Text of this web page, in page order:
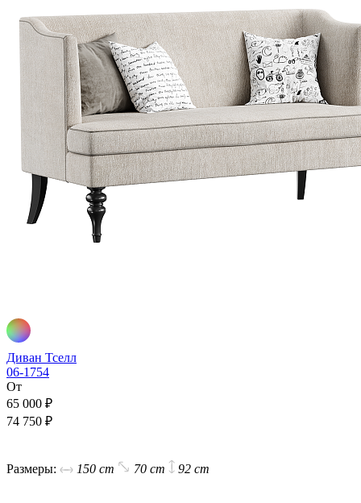
Диван Тселл
06-1754
От
65 000 ₽
74 750 ₽
Размеры:
150 cm 70 cm 92 cm